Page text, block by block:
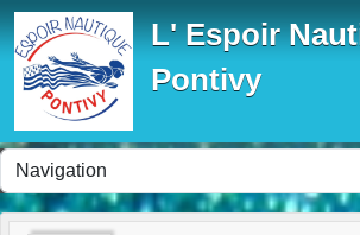
L' Espoir
Pontivy
Panneau de gestion des cookies